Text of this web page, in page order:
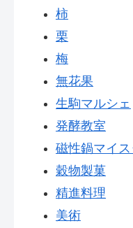
柿
栗
梅
無花果
生駒マルシェ
発酵教室
磁性鍋マイ
穀物製菓
精進料理
美術